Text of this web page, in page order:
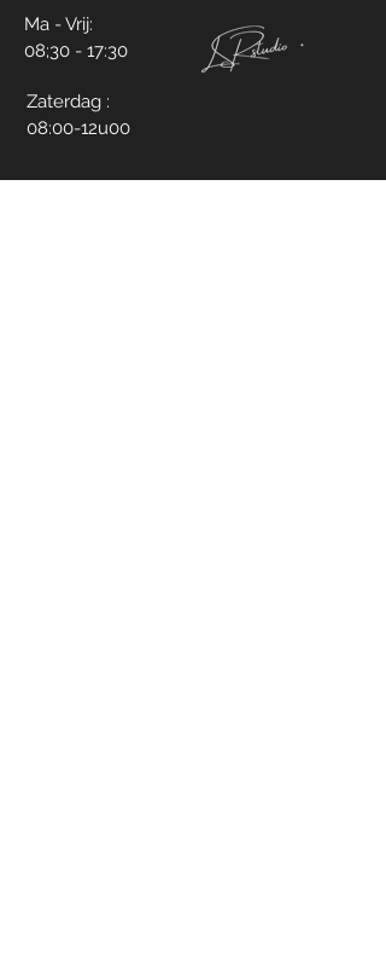
Ma - Vrij:
08;30 - 17:30
Zaterdag :
08:00-12u00